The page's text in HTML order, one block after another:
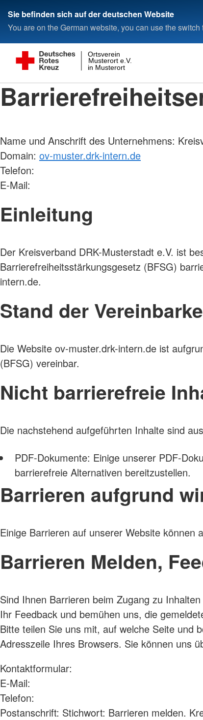
Sie befinden sich auf der deutschen Website
You are on the German website, you can use the
in Musterort
Musterort e.V.
Ortsverein
Name und Anschrift des Unternehmens:
Domain: ov-muster.drk-intern.de
Telefon:
E-Mail:
Einleitung
Der Kreisverband DRK-Musterstadt e.V. ist
Barrierefreiheitsstärkungsgesetz (BFSG)
intern.de.
Stand der
Die Website ov-muster.drk-intern.de ist
(BFSG) vereinbar.
Nicht barrierefreie
Die nachstehend aufgeführten Inhalte sind
PDF-Dokumente: Einige unserer PDF-
barrierefreie Alternativen bereitzustellen.
Barrieren aufgrund
Einige Barrieren auf unserer Website
Barrieren Melden,
Sind Ihnen Barrieren beim Zugang zu
Ihr Feedback und bemühen uns, die
Bitte teilen Sie uns mit, auf welche Seite und
Adresszeile Ihres Browsers. Sie können uns
Kontaktformular:
E-Mail:
Telefon:
Postanschrift: Stichwort: Barrieren melden.